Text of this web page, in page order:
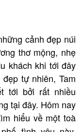
cảnh đẹp núi
thơ mộng, nhẹ
khách khi tới đây
tự nhiên, Tam
tới bởi rất nhiều
tại đây. Hôm nay
hiểu về một toà